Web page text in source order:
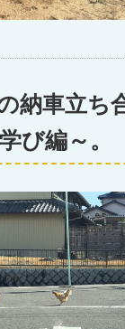
納車立ち
び編～。